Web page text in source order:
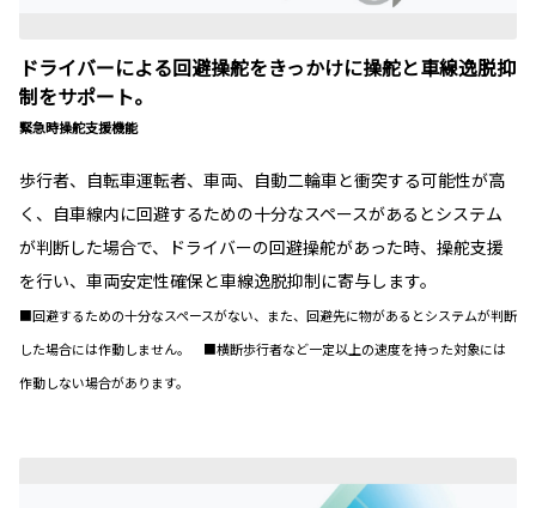
ドライバーによる回避操舵をきっかけに操舵と車線逸脱抑
制をサポート。
緊急時操舵支援機能
歩行者、自転車運転者、車両、自動二輪車と衝突する可能性が高
く、自車線内に回避するための十分なスペースがあるとシステム
が判断した場合で、ドライバーの回避操舵があった時、操舵支援
を行い、車両安定性確保と車線逸脱抑制に寄与します。
■回避するための十分なスペースがない、また、回避先に物があるとシステムが判断
した場合には作動しません。 ■横断歩行者など一定以上の速度を持った対象には
作動しない場合があります。